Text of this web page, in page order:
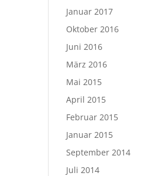
Januar 2017
Oktober 2016
Juni 2016
März 2016
Mai 2015
April 2015
Februar 2015
Januar 2015
September 2014
Juli 2014